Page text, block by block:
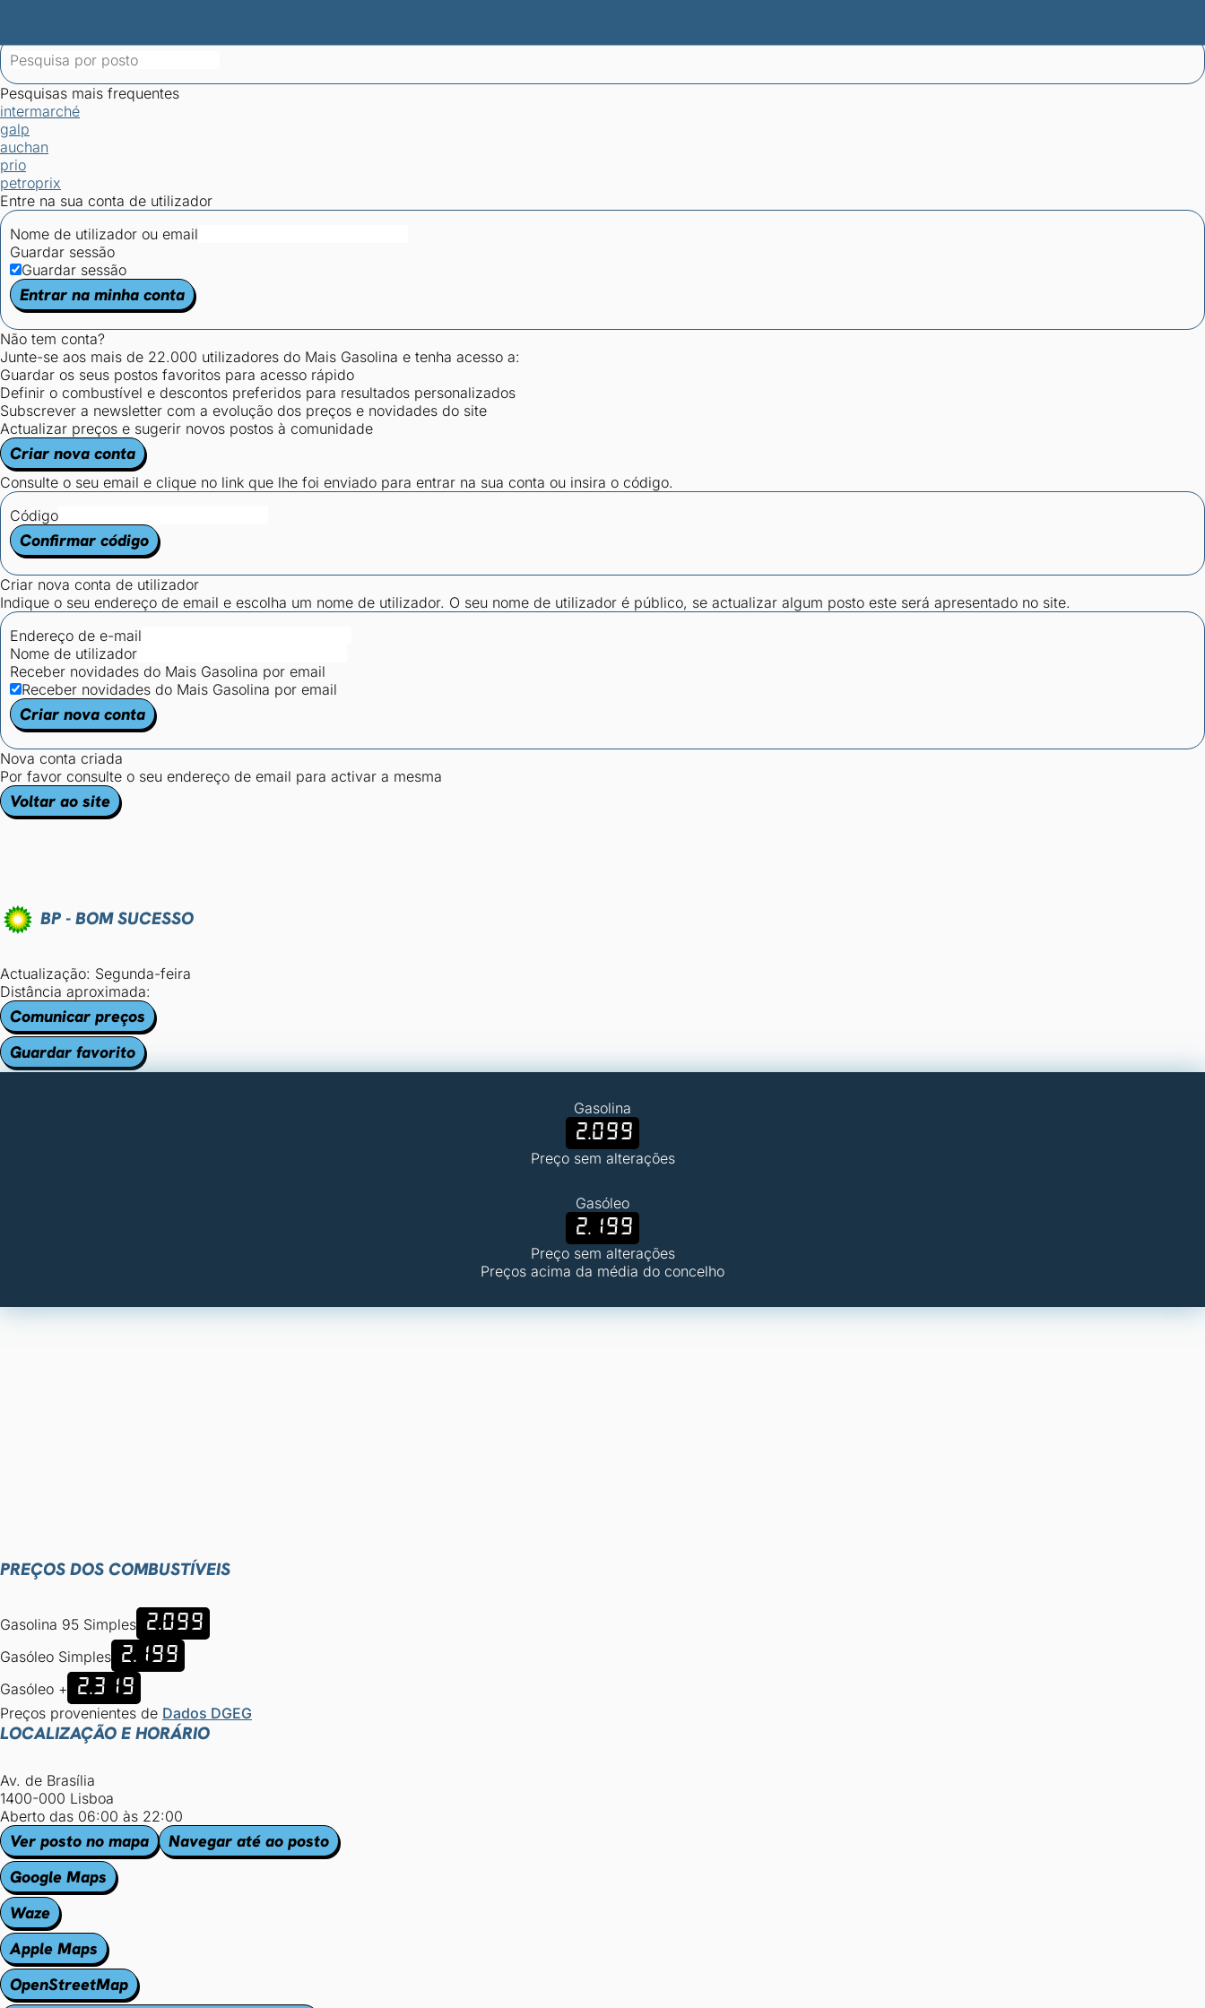
Pesquisas mais frequentes
intermarché
galp
auchan
prio
petroprix
Entre na sua conta de utilizador
Nome de utilizador ou email
Guardar sessão
Guardar sessão
Entrar na minha conta
Não tem conta?
Junte-se aos mais de 22.000 utilizadores do Mais Gasolina e tenha acesso a:
Guardar os seus postos favoritos para acesso rápido
Definir o combustível e descontos preferidos para resultados personalizados
Subscrever a newsletter com a evolução dos preços e novidades do site
Actualizar preços e sugerir novos postos à comunidade
Criar nova conta
Consulte o seu email e clique no link que lhe foi enviado para entrar na sua conta ou insira o código.
Código
Confirmar código
Criar nova conta de utilizador
Indique o seu endereço de email e escolha um nome de utilizador. O seu nome de utilizador é público, se actualizar algum posto este será apresentado no site.
Endereço de e-mail
Nome de utilizador
Receber novidades do Mais Gasolina por email
Receber novidades do Mais Gasolina por email
Criar nova conta
Nova conta criada
Por favor consulte o seu endereço de email para activar a mesma
Voltar ao site
BP - BOM SUCESSO
Actualização: Segunda-feira
Distância aproximada:
Comunicar preços
Guardar favorito
Gasolina
2.099
Preço sem alterações
Gasóleo
2.199
Preço sem alterações
Preços acima da média do concelho
PREÇOS DOS COMBUSTÍVEIS
Gasolina 95 Simples 2.099
Gasóleo Simples 2.199
Gasóleo + 2.319
Preços provenientes de Dados DGEG
LOCALIZAÇÃO E HORÁRIO
Av. de Brasília
1400-000 Lisboa
Aberto das 06:00 às 22:00
Ver posto no mapa
Navegar até ao posto
Google Maps
Waze
Apple Maps
OpenStreetMap